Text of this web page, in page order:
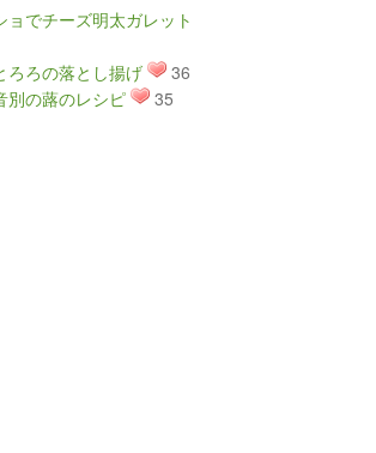
ョでチーズ明太ガレット
ろろの落とし揚げ
36
別の蕗のレシピ
35